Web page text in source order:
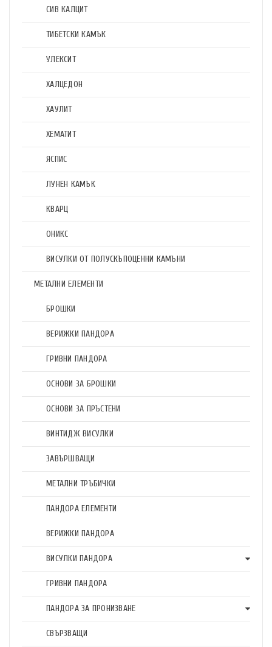
СИВ КАЛЦИТ
ТИБЕТСКИ КАМЪК
УЛЕКСИТ
ХАЛЦЕДОН
ХАУЛИТ
ХЕМАТИТ
ЯСПИС
ЛУНЕН КАМЪК
КВАРЦ
ОНИКС
ВИСУЛКИ ОТ ПОЛУСКЪПОЦЕННИ КАМЪНИ
МЕТАЛНИ ЕЛЕМЕНТИ
БРОШКИ
ВЕРИЖКИ ПАНДОРА
ГРИВНИ ПАНДОРА
ОСНОВИ ЗА БРОШКИ
ОСНОВИ ЗА ПРЪСТЕНИ
ВИНТИДЖ ВИСУЛКИ
ЗАВЪРШВАЩИ
МЕТАЛНИ ТРЪБИЧКИ
ПАНДОРА ЕЛЕМЕНТИ
ВЕРИЖКИ ПАНДОРА
ВИСУЛКИ ПАНДОРА
ГРИВНИ ПАНДОРА
ПАНДОРА ЗА ПРОНИЗВАНЕ
СВЪРЗВАЩИ